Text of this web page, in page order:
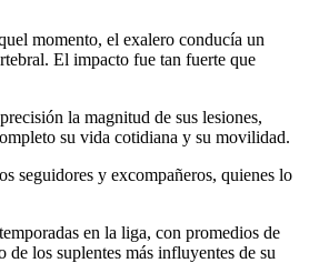
momento, el exalero conducía un
El impacto fue tan fuerte que
la magnitud de sus lesiones,
su vida cotidiana y su movilidad.
seguidores y excompañeros, quienes lo
en la liga, con promedios de
los suplentes más influyentes de su